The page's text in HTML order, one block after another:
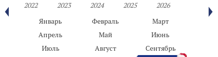
2022
2023 2024 2025
2026
Январь
Февраль
Март
Апрель
Май
Июнь
Июль
Август
Сентябрь